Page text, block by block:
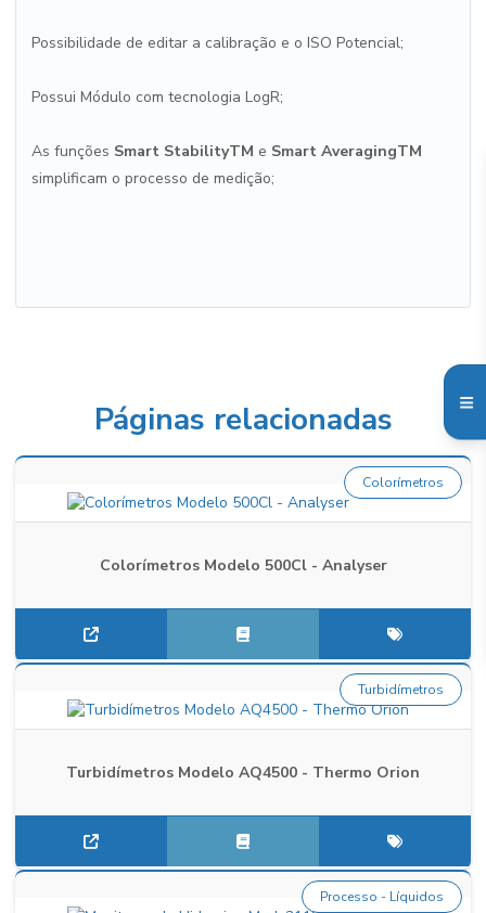
Possibilidade de editar a calibração e o ISO Potencial;
Possui Módulo com tecnologia LogR;
As funções Smart StabilityTM e Smart AveragingTM
simplificam o processo de medição;
Páginas relacionadas
Colorímetros Modelo 500Cl - Analyser
Colorímetros
Turbidímetros Modelo AQ4500 - Thermo Orion
Turbidímetros
Processo - Líquidos